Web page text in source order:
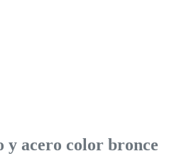
acero color bronce